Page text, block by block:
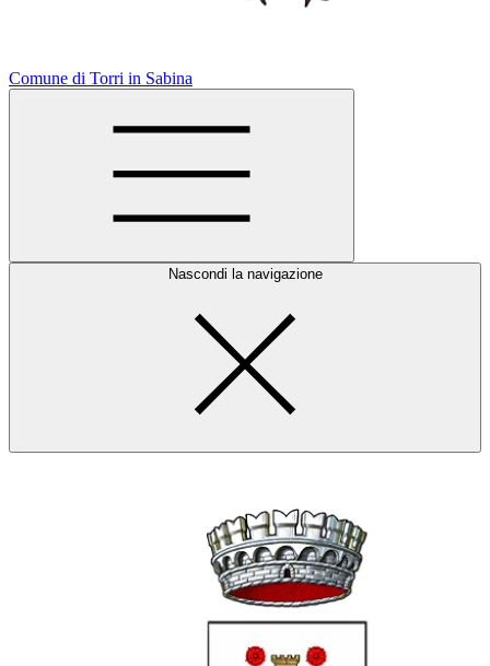
Comune di Torri in Sabina
Nascondi la navigazione